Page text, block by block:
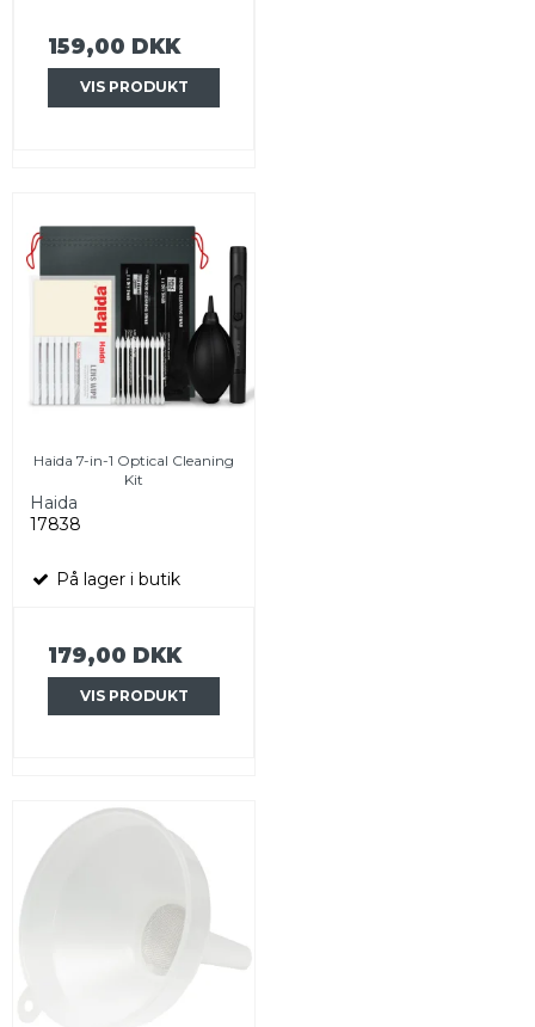
159,00 DKK
VIS PRODUKT
Haida 7-in-1 Optical Cleaning
Kit
Haida
17838
På lager i butik
179,00 DKK
VIS PRODUKT